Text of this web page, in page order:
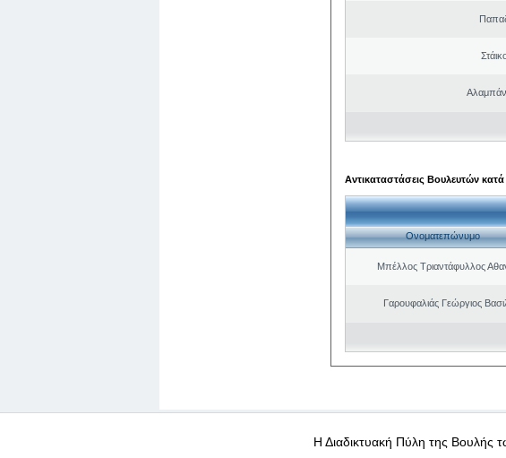
Αντικαταστάσεις Βουλευτών
Ονοματεπώνυμο
Μπέλλος Τριαντάφυλλος
Γαρουφαλιάς Γεώργιος
Όροι χρήσης Προσωπικά δεδομένα Ασφάλεια
Η Διαδικτυακή Πύλη της Βουλής